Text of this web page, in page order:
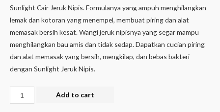
Sunlight Cair Jeruk Nipis. Formulanya yang ampuh menghilangkan
lemak dan kotoran yang menempel, membuat piring dan alat
memasak bersih kesat. Wangi jeruk nipisnya yang segar mampu
menghilangkan bau amis dan tidak sedap. Dapatkan cucian piring
dan alat memasak yang bersih, mengkilap, dan bebas bakteri
dengan Sunlight Jeruk Nipis.
Add to cart